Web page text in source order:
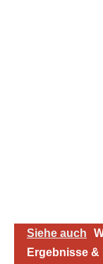
Siehe auch
Ergebnisse